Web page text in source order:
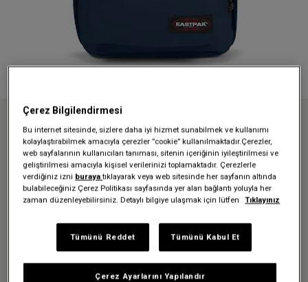
Anasayfa Sırt Çantaları
Okul çantaları
BACK TO WORK NAUTIC NAVY SIRT ÇANTASI
Üzgünüz - bu ürün artık
mevcut değil
BACK TO WORK NAUTIC NAVY
SIRT ÇANTASI
Çerez Bilgilendirmesi
Bu internet sitesinde, sizlere daha iyi hizmet sunabilmek ve kullanımı
kolaylaştırabilmek amacıyla çerezler ”cookie” kullanılmaktadır.Çerezler,
web sayfalarının kullanıcıları tanıması, sitenin içeriğinin iyileştirilmesi ve
geliştirilmesi amacıyla kişisel verilerinizi toplamaktadır. Çerezlerle
verdiğiniz izni burayatıklayarak veya web sitesinde her sayfanın altında
bulabileceğiniz Çerez Politikası sayfasında yer alan bağlantı yoluyla her
zaman düzenleyebilirsiniz. Detaylı bilgiye ulaşmak için lütfen
Tıklayınız
Çerez Ayarlarını Yapılandır
Tümünü Reddet Tümünü Kabul Et